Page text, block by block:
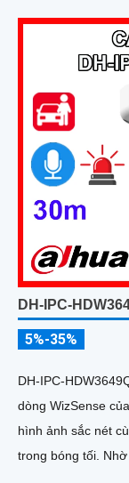
DH-IPC-
5%-35%
DH-IPC-
dòng WizSense
hình ảnh sắc nét
trong bóng tối. Nhờ tích hợp công nghệ AI camera nhận diện